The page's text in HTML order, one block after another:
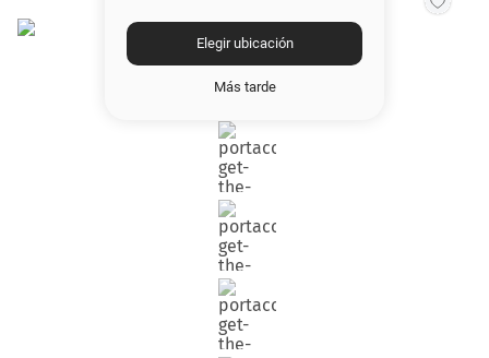
Elegir ubicación
Más tarde